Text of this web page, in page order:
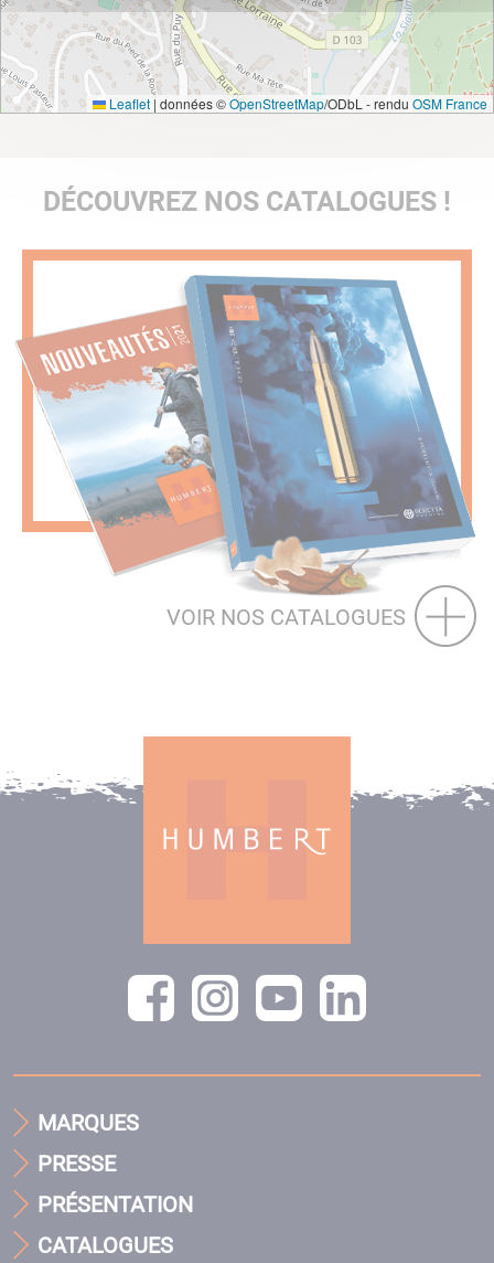
Leaflet | données ©OpenStreetMap/ODbL - rendu OSM France
DÉCOUVREZ NOS CATALOGUES !
VOIR NOS CATALOGUES
MARQUES
PRESSE
PRÉSENTATION
CATALOGUES